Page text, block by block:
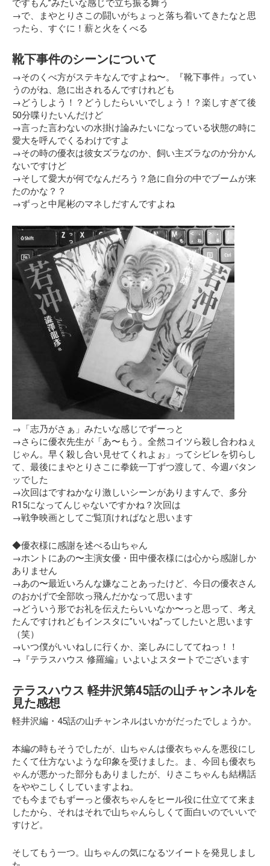
ですもん”みたいな感じで立ち振る舞う
→で、まやとりさこの闘いがちょっと落ち着いてきたなと思
ったら、すぐに！薪と火をくべる
靴下事件のシーンについて
→そのくべ方がステキなんですよね〜。『靴下事件』ってい
うのがね、急に出されるんですけれども
→どうしよう！？どうしたらいいでしょう！？楽しすぎて後
50分喋りたいんだけど
→言った言わないの水掛け論みたいになっている状態の時に
愛大を呼んでくるわけですよ
→その時の優衣は彼女ズラなのか、飼い主ズラなのか分かん
ないですけど
→そして愛大が何でなんだろう？急に自分の中でブームが来
たのかな？？
→ずっと中尾彬のマネしだすんですよね
→「志乃がさぁ」みたいな感じでずーっと
→さらに優衣先生が「あ〜もう。全然コイツら殺し合わねぇ
じゃん。早く殺し合い見せてくれよぉ」ってシビレを切らし
て、最後にまやとりさこに拳銃一丁ずつ渡して、今週バタン
ッでした
→次回はですねかなり激しいシーンがありますんで、多分
R15になってんじゃないですかね？次回は
→戦争映画としてご覧頂ければなと思います
◆優衣様に感謝を述べる山ちゃん
→ホントにあの〜主演女優・田中優衣様には心から感謝しか
ありません
→あの〜最近いろんな嫌なことあったけど、今日の優衣さん
のおかげで全部吹っ飛んだかなって思います
→どういう形でお礼を伝えたらいいなか〜っと思って、考え
たんですけれどもインスタに”いいね”ってしたいと思います
（笑）
→いつ僕がいいねしに行くか、楽しみにしててねっ！！
→『テラスハウス 修羅編』いよいよスタートでございます
テラスハウス 軽井沢第45話の山チャンネルを
見た感想
軽井沢編・45話の山チャンネルはいかがだったでしょうか。
本編の時もそうでしたが、山ちゃんは優衣ちゃんを悪役にし
たくて仕方ないような印象を受けました。ま、今回も優衣ち
ゃんが悪かった部分もありましたが、りさこちゃんも結構話
をややこしくしていますよね。
でも今までもずーっと優衣ちゃんをヒール役に仕立てて来ま
したから、それはそれで山ちゃんらしくて面白いのでいいで
すけど。
そしてもう一つ。山ちゃんの気になるツイートを発見しまし